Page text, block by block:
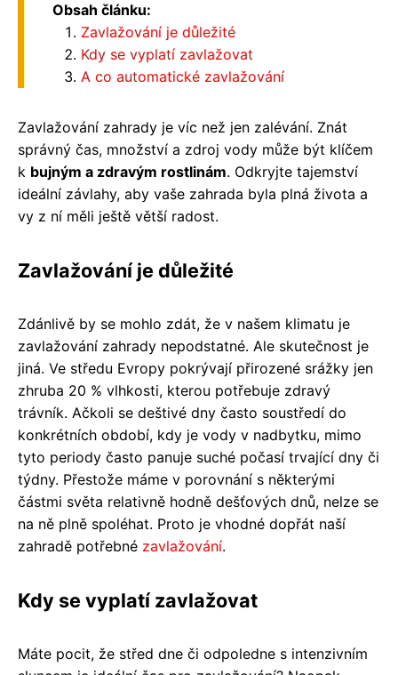
Obsah článku:
Zavlažování je důležité
Kdy se vyplatí zavlažovat
A co automatické zavlažování
Zavlažování zahrady je víc než jen zalévání. Znát
správný čas, množství a zdroj vody může být klíčem
k bujným a zdravým rostlinám. Odkryjte tajemství
ideální závlahy, aby vaše zahrada byla plná života a
vy z ní měli ještě větší radost.
Zavlažování je důležité
Zdánlivě by se mohlo zdát, že v našem klimatu je
zavlažování zahrady nepodstatné. Ale skutečnost je
jiná. Ve středu Evropy pokrývají přirozené srážky jen
zhruba 20 % vlhkosti, kterou potřebuje zdravý
trávník. Ačkoli se deštivé dny často soustředí do
konkrétních období, kdy je vody v nadbytku, mimo
tyto periody často panuje suché počasí trvající dny či
týdny. Přestože máme v porovnání s některými
částmi světa relativně hodně dešťových dnů, nelze se
na ně plně spoléhat. Proto je vhodné dopřát naší
zahradě potřebné zavlažování.
Kdy se vyplatí zavlažovat
Máte pocit, že střed dne či odpoledne s intenzivním